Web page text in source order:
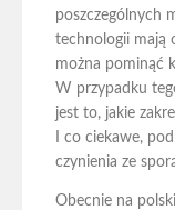
poszczególnych
technologii mają
można pominąć
W przypadku
jest to, jakie
I co ciekawe,
czynienia ze
Obecnie na